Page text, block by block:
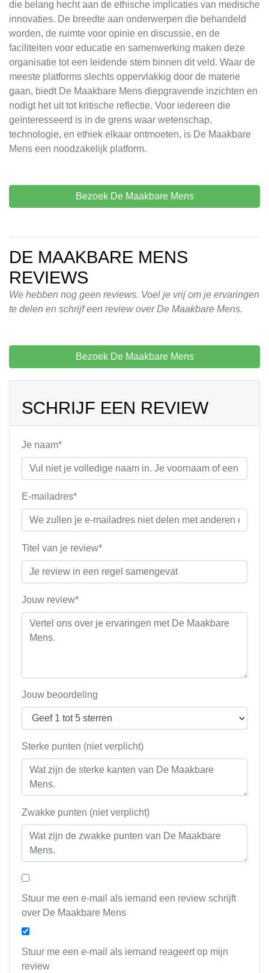
die belang hecht aan de ethische implicaties van medische
innovaties. De breedte aan onderwerpen die behandeld
worden, de ruimte voor opinie en discussie, en de
faciliteiten voor educatie en samenwerking maken deze
organisatie tot een leidende stem binnen dit veld. Waar de
meeste platforms slechts oppervlakkig door de materie
gaan, biedt De Maakbare Mens diepgravende inzichten en
nodigt het uit tot kritische reflectie. Voor iedereen die
geïnteresseerd is in de grens waar wetenschap,
technologie, en ethiek elkaar ontmoeten, is De Maakbare
Mens een noodzakelijk platform.
Bezoek De Maakbare Mens
DE MAAKBARE MENS
REVIEWS
We hebben nog geen reviews. Voel je vrij om je ervaringen
te delen en schrijf een review over De Maakbare Mens.
Bezoek De Maakbare Mens
SCHRIJF EEN REVIEW
Je naam*
E-mailadres*
Titel van je review*
Jouw review*
Jouw beoordeling
Sterke punten (niet verplicht)
Zwakke punten (niet verplicht)
Stuur me een e-mail als iemand een review schrijft
over De Maakbare Mens
Stuur me een e-mail als iemand reageert op mijn
review